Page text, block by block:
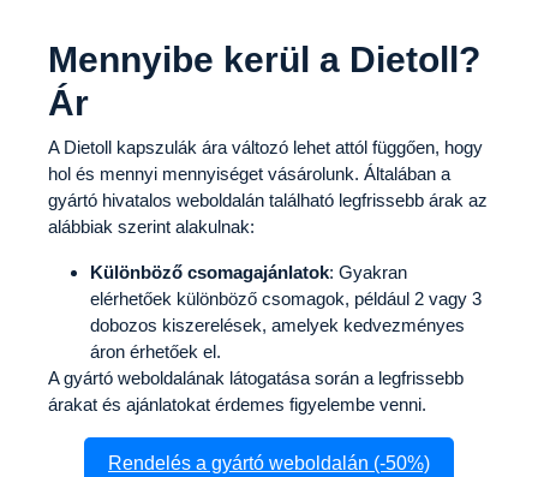
Mennyibe kerül a Dietoll?
Ár
A Dietoll kapszulák ára változó lehet attól függően, hogy
hol és mennyi mennyiséget vásárolunk. Általában a
gyártó hivatalos weboldalán található legfrissebb árak az
alábbiak szerint alakulnak:
Különböző csomagajánlatok: Gyakran
elérhetőek különböző csomagok, például 2 vagy 3
dobozos kiszerelések, amelyek kedvezményes
áron érhetőek el.
A gyártó weboldalának látogatása során a legfrissebb
árakat és ajánlatokat érdemes figyelembe venni.
Rendelés a gyártó weboldalán (-50%)